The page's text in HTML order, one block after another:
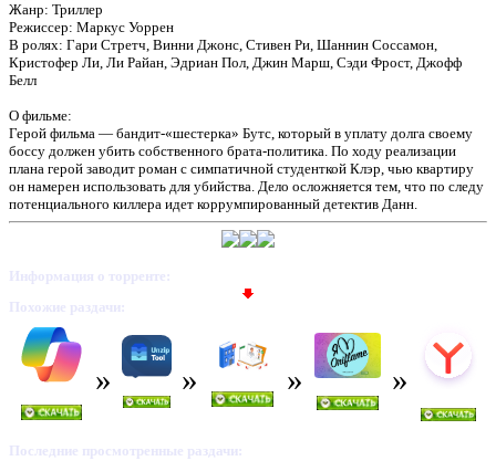
Жанр: Триллер
Режиссер: Маркус Уоррен
В ролях: Гари Стретч, Винни Джонс, Стивен Ри, Шаннин Соссамон,
Кристофер Ли, Ли Райан, Эдриан Пол, Джин Марш, Сэди Фрост, Джофф
Белл
О фильме:
Герой фильма — бандит-«шестерка» Бутс, который в уплату долга своему
боссу должен убить собственного брата-политика. По ходу реализации
плана герой заводит роман с симпатичной студенткой Клэр, чью квартиру
он намерен использовать для убийства. Дело осложняется тем, что по следу
потенциального киллера идет коррумпированный детектив Данн.
Информация о торренте:
Похожие раздачи:
Последние просмотренные раздачи: